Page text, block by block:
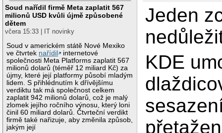
Soud nařídil firmě Meta zaplatit 567
milionů USD kvůli újmě způsobené
dětem
včera 15:33 | IT novinky
Soud v americkém státě Nové Mexiko
ve čtvrtek nařídil
internetové
společnosti Meta Platforms zaplatit 567
milionů dolarů (téměř 12 miliard Kč) za
újmy, které její platformy působí mladým
lidem. S přihlédnutím k dřívějšímu
verdiktu tak má společnost celkem
zaplatit 942 milionů dolarů, což je malý
zlomek jejího ročního výnosu, který loni
činil 60 miliard dolarů. Čtvrteční verdikt
firmě také nařizuje, aby změnila způsob,
jakým její
Jeden
KDE